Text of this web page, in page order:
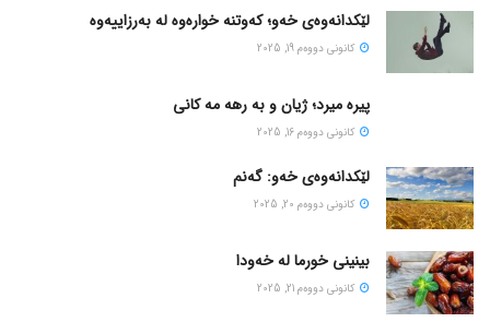
لێکدانەوەی خەو؛ کەوتنە خوارەوە لە بەرزاییەوە
كانونی دووه‌م 19, 2025
پیره میرد؛ ژیان و به رهه مه کانی
كانونی دووه‌م 16, 2025
لێکدانەوەی خەو: گەنم
كانونی دووه‌م 20, 2025
بینینی خورما لە خەودا
كانونی دووه‌م 21, 2025